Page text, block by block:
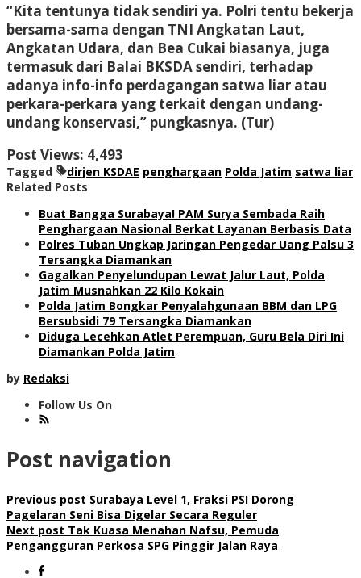
“Kita tentunya tidak sendiri ya. Polri tentu bekerja
bersama-sama dengan TNI Angkatan Laut,
Angkatan Udara, dan Bea Cukai biasanya, juga
termasuk dari Balai BKSDA sendiri, terhadap
adanya info-info perdagangan satwa liar atau
perkara-perkara yang terkait dengan undang-
undang konservasi,” pungkasnya. (Tur)
Post Views: 4,493
Tagged dirjen KSDAE penghargaan Polda Jatim satwa liar
Related Posts
Buat Bangga Surabaya! PAM Surya Sembada Raih
Penghargaan Nasional Berkat Layanan Berbasis Data
Polres Tuban Ungkap Jaringan Pengedar Uang Palsu 3
Tersangka Diamankan
Gagalkan Penyelundupan Lewat Jalur Laut, Polda
Jatim Musnahkan 22 Kilo Kokain
Polda Jatim Bongkar Penyalahgunaan BBM dan LPG
Bersubsidi 79 Tersangka Diamankan
Diduga Lecehkan Atlet Perempuan, Guru Bela Diri Ini
Diamankan Polda Jatim
by Redaksi
Follow Us On
Post navigation
Previous post Surabaya Level 1, Fraksi PSI Dorong
Pagelaran Seni Bisa Digelar Secara Reguler
Next post Tak Kuasa Menahan Nafsu, Pemuda
Pengangguran Perkosa SPG Pinggir Jalan Raya